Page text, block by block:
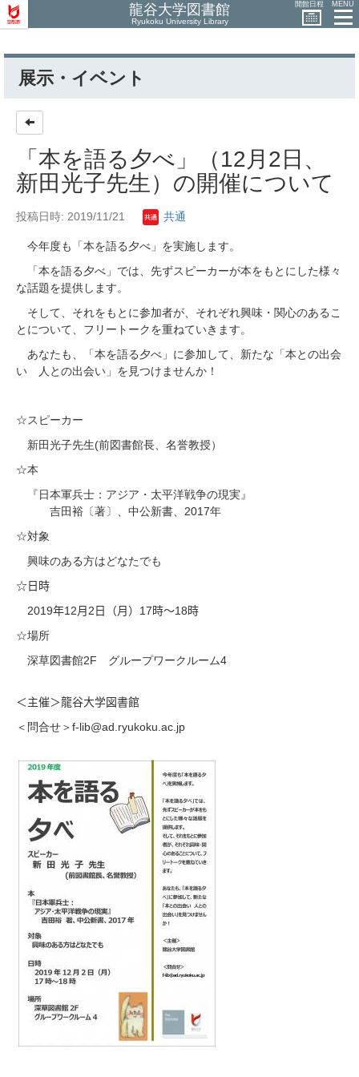
龍谷大学図書館
Ryukoku University Library
開館日程 MENU
展示・イベント
「本を語る夕べ」（12月2日、
新田光子先生）の開催について
投稿日時: 2019/11/21 共通
今年度も「本を語る夕べ」を実施します。
「本を語る夕べ」では、先ずスピーカーが本をもとにした様々
な話題を提供します。
そして、それをもとに参加者が、それぞれ興味・関心のあるこ
とについて、フリートークを重ねていきます。
あなたも、「本を語る夕べ」に参加して、新たな「本との出会
い 人との出会い」を見つけませんか！
☆スピーカー
新田光子先生(前図書館長、名誉教授）
☆本
『日本軍兵士：アジア・太平洋戦争の現実』
吉田裕〔著〕、中公新書、 2017年
☆対象
興味のある方はどなたでも
☆日時
2019年12月 2 日（月） 17 時～18 時
☆場所
深草図書館2F グループワークルーム4
＜主催＞龍谷大学図書館
＜問合せ＞ f-lib@ad.ryukoku.ac.jp